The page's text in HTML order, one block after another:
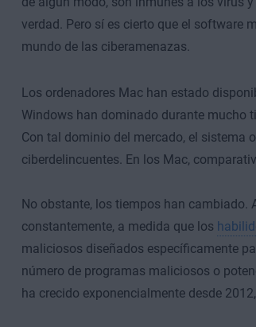
verdad. Pero sí es cierto que el software
mundo de las ciberamenazas.
Los ordenadores Mac han estado
Windows han dominado durante mucho
Con tal dominio del mercado, el sistema
ciberdelincuentes. En los Mac,
No obstante, los tiempos han cambiado.
constantemente, a medida que los
maliciosos diseñados específicamente
número de programas maliciosos o
ha crecido exponencialmente desde